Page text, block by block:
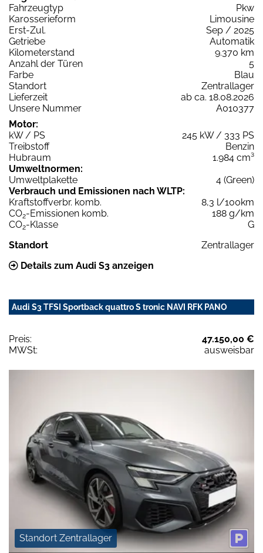
Fahrzeugtyp
Pkw
Karosserieform
Limousine
Erst-Zul.
Sep / 2025
Getriebe
Automatik
Kilometerstand
9.370 km
Anzahl der Türen
5
Farbe
Blau
Standort
Zentrallager
Lieferzeit
ab ca. 18.08.2026
Unsere Nummer
A010377
Motor:
kW / PS
245 kW / 333 PS
Treibstoff
Benzin
Hubraum
1.984 cm³
Umweltnormen:
Umweltplakette
4 (Green)
Verbrauch und Emissionen nach WLTP:
Kraftstoffverbr. komb.
8,3 l/100km
CO2-Emissionen komb.
188 g/km
CO2-Klasse
G
Standort
Zentrallager
Details zum Audi S3 anzeigen
Audi S3 TFSI Sportback quattro S tronic NAVI RFK PANO
Preis:
47.150,00 €
MWSt:
ausweisbar
Standort Zentrallager